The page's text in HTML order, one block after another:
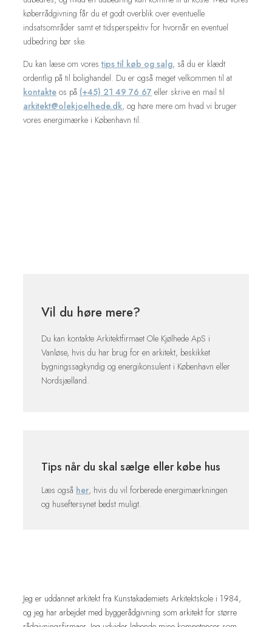
køberrådgivning får du et godt overblik over eventuelle
indsatsområder samt et tidsperspektiv for hvornår en eventuel
udbedring bør ske.
Du kan læse om vores tips til køb og salg, så du er klædt
ordentlig på til bolighandel. Du er også meget velkommen til at
kontakte os på (+45) 21 49 76 67 eller skrive en mail til
arkitekt@olekjoelhede.dk, og høre mere om hvad vi bruger
vores energimærke i København til.
Vil du høre mere?
Du kan kontakte Arkitektfirmaet Ole Kjølhede ApS i
Vanløse, hvis du har brug for en arkitekt, beskikket
bygningssagkyndig og energikonsulent i København eller
Nordsjælland.
Tips når du skal sælge eller købe hus
Læs også her, hvis du vil forberede energimærkningen
og huseftersynet bedst muligt.
Jeg er uddannet arkitekt fra Kunstakademiets Arkitektskole i 1984,
og jeg har arbejdet med byggerådgivning som arkitekt for større